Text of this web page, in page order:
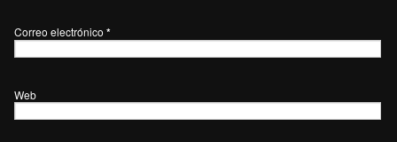
Correo electrónico *
Web